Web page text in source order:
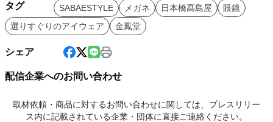
タグ SABAESTYLE メガネ 日本橋髙島屋
眼鏡
選りすぐりのアイウェア
金鳳堂
シェア
配信企業へのお問い合わせ
取材依頼・商品に対するお問い合わせに関しては、プレスリリー
ス内に記載されている企業・団体に直接ご連絡ください。